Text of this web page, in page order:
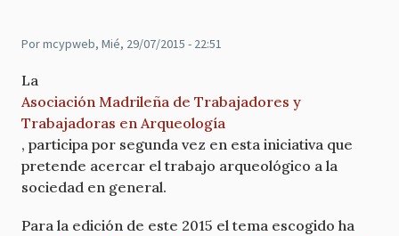
Pormcypweb, Mié, 29/07/2015 - 22:51
La
Asociación Madrileña de Trabajadores y
Trabajadoras en Arqueología
, participa por segunda vez en esta iniciativa que
pretende acercar el trabajo arqueológico a la
sociedad en general.
Para la edición de este 2015 el tema escogido ha